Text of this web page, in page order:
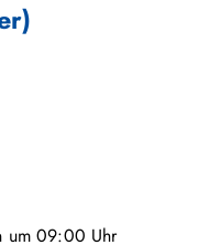
um09:00 Uhr